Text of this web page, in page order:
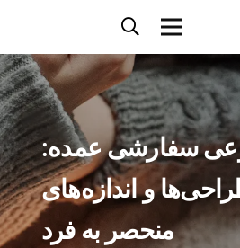
سفارشی عمده:
و اندازه‌های
منحصر به فرد